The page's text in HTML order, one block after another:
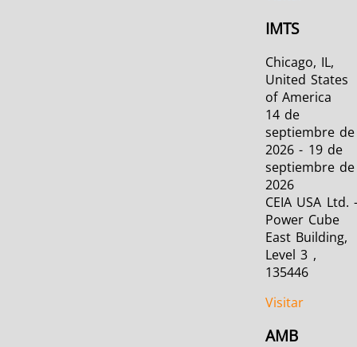
IMTS
Chicago, IL,
United States
of America
14 de
septiembre de
2026 - 19 de
septiembre de
2026
CEIA USA Ltd.
Power Cube
East Building,
Level 3 ,
135446
Visitar
AMB